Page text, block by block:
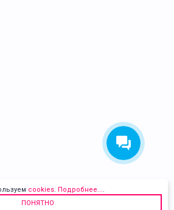
cookies. Подробнее....
ПОНЯТНО